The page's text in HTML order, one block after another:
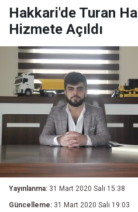
Hakkari'de Turan
Hizmete Açıldı
Yayınlanma: 31 Mart 2020 Salı 15:38
Güncelleme: 31 Mart 2020 Salı 19:03